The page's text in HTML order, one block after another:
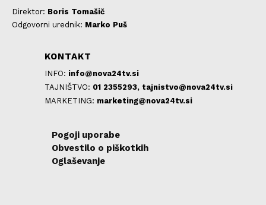
Direktor: Boris Tomašič
Odgovorni urednik: Marko Puš
KONTAKT
INFO: info@nova24tv.si
TAJNIŠTVO: 01 2355293, tajnistvo@nova24tv.si
MARKETING: marketing@nova24tv.si
Pogoji uporabe
Obvestilo o piškotkih
Oglaševanje